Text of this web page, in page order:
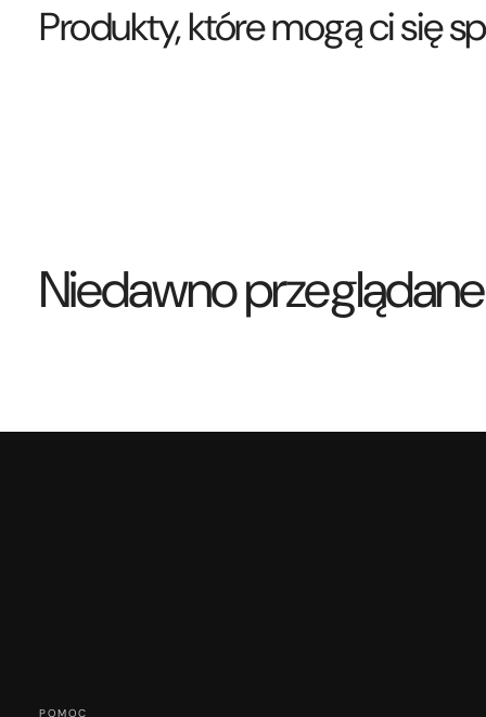
Produkty, które mogą ci się
Niedawno przeglądane
POMOC